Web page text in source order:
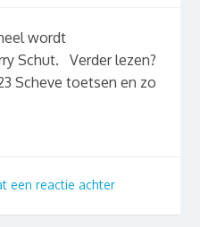
wordt
Schut. Verder lezen?
Scheve toetsen en zo
een reactie achter